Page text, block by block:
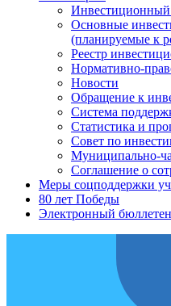
Инвестиционный
Основные
(планируемые к
Реестр
Нормативно-
Новости
Обращение к
Система
Статистика и
Совет по
Муниципально-
Соглашение о
Меры соцподдержки
80 лет Победы
Электронный